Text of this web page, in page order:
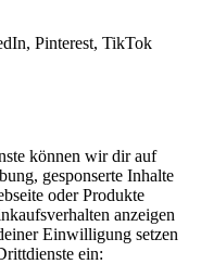
Pinterest, TikTok
können wir dir auf
gesponserte Inhalte
oder Produkte
anzeigen
Einwilligung setzen
ein: